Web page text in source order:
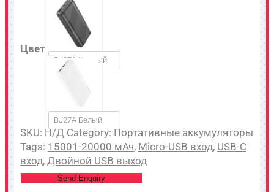
Цвет
BJ27A Черный
BJ27A Белый
SKU: Н/ДCategory: Портативные аккумуляторы
Tags: 15001-20000 мАч, Micro-USB вход, USB-C
вход, Двойной USB выход
Send Enquiry